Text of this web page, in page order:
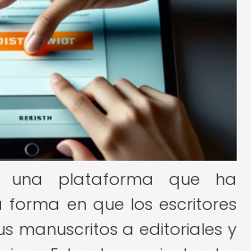
una plataforma que ha
forma en que los escritores
manuscritos a editoriales y